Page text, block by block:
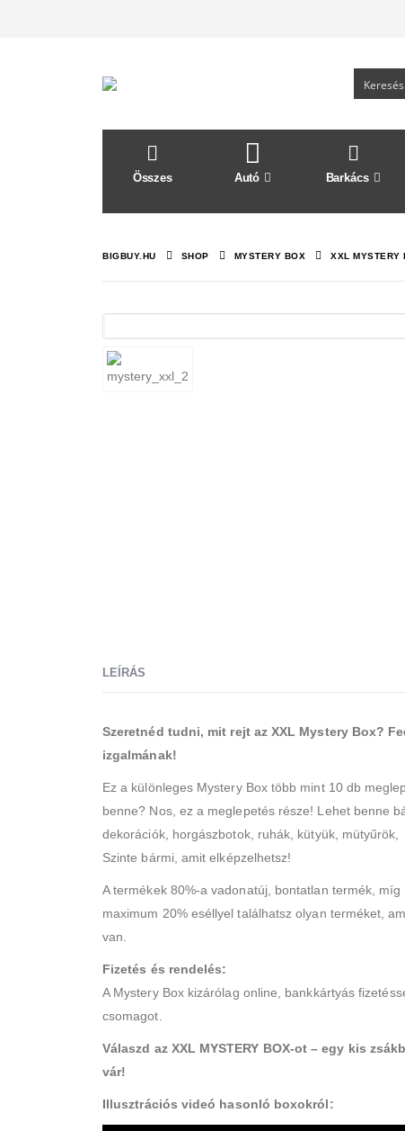
Összes Autó Barkács
BIGBUY.HU SHOP MYSTERY BOX XXL MYSTERY
LEÍRÁS
Szeretnéd tudni, mit rejt az XXL Mystery Box?
izgalmának!
Ez a különleges Mystery Box több mint 10 db
benne? Nos, ez a meglepetés része! Lehet benne
dekorációk, horgászbotok, ruhák, kütyük,
Szinte bármi, amit elképzelhetsz!
A termékek 80%-a vadonatúj, bontatlan termék,
maximum 20% eséllyel találhatsz olyan terméket,
van.
Fizetés és rendelés:
A Mystery Box kizárólag online, bankkártyás
csomagot.
Válaszd az XXL MYSTERY BOX-ot – egy kis
vár!
Illusztrációs videó hasonló boxokról: